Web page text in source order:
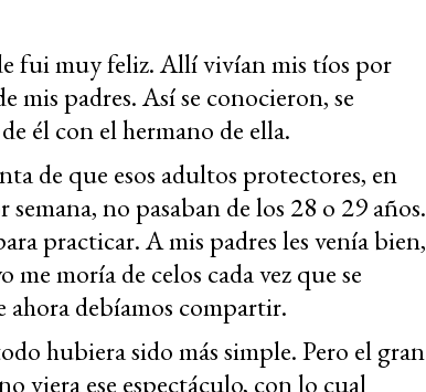
fui muy feliz. Allí vivían mis tíos por
mis padres. Así se conocieron, se
él con el hermano de ella.
de que esos adultos protectores, en
no pasaban de los 28 o 29 años.
practicar. A mis padres les venía bien,
moría de celos cada vez que se
ahora debíamos compartir.
hubiera sido más simple. Pero el gran
viera ese espectáculo, con lo cual